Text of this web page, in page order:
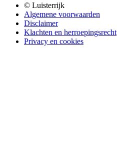
© Luisterrijk
Algemene voorwaarden
Disclaimer
Klachten en herroepingsrecht
Privacy en cookies